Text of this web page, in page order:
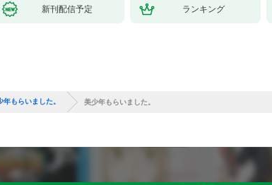
新刊配信予定 ランキング
年もらいました。 美少年もらいました。